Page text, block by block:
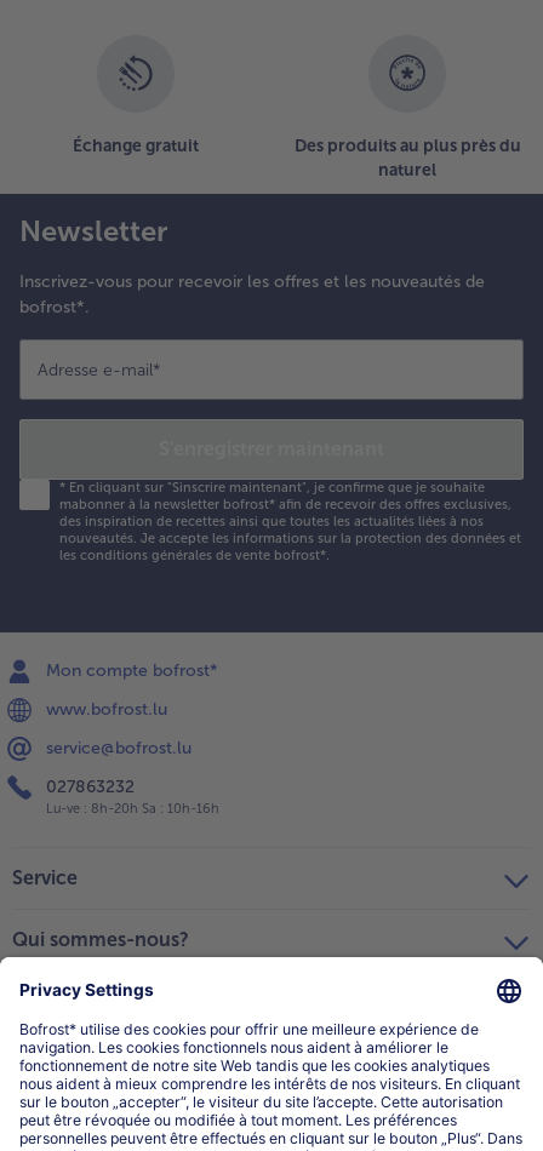
Échange gratuit
Des produits au plus près du
naturel
Newsletter
Inscrivez-vous pour recevoir les offres et les nouveautés de
bofrost*.
Adresse e-mail*
* En cliquant sur "Sinscrire maintenant", je confirme que je souhaite
mabonner à la newsletter bofrost* afin de recevoir des offres exclusives,
des inspiration de recettes ainsi que toutes les actualités liées à nos
nouveautés. Je accepte les informations sur la protection des données et
les conditions générales de vente bofrost*.
Mon compte bofrost*
www.bofrost.lu
service@bofrost.lu
027863232
Lu-ve : 8h-20h Sa : 10h-16h
Service
Qui sommes-nous?
Catégories